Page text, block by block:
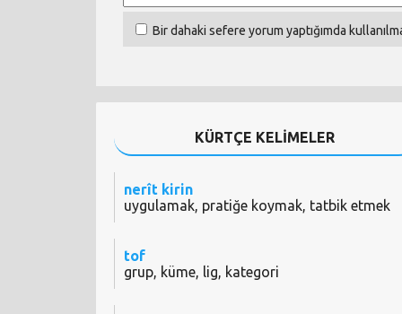
Bir dahaki sefere yorum yaptığımda
KÜRTÇE KELİMELER
nerît kirin
uygulamak, pratiğe koymak, tatbik etmek
tof
grup, küme, lig, kategori